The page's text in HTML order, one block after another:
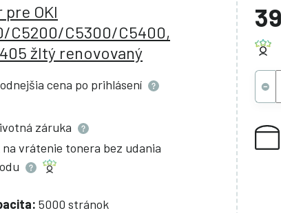
pre OKI
C5200/C5300/C5400,
žltý renovovaný
cena po prihlásení
záruka
na vrátenie tonera bez udania
5000 stránok